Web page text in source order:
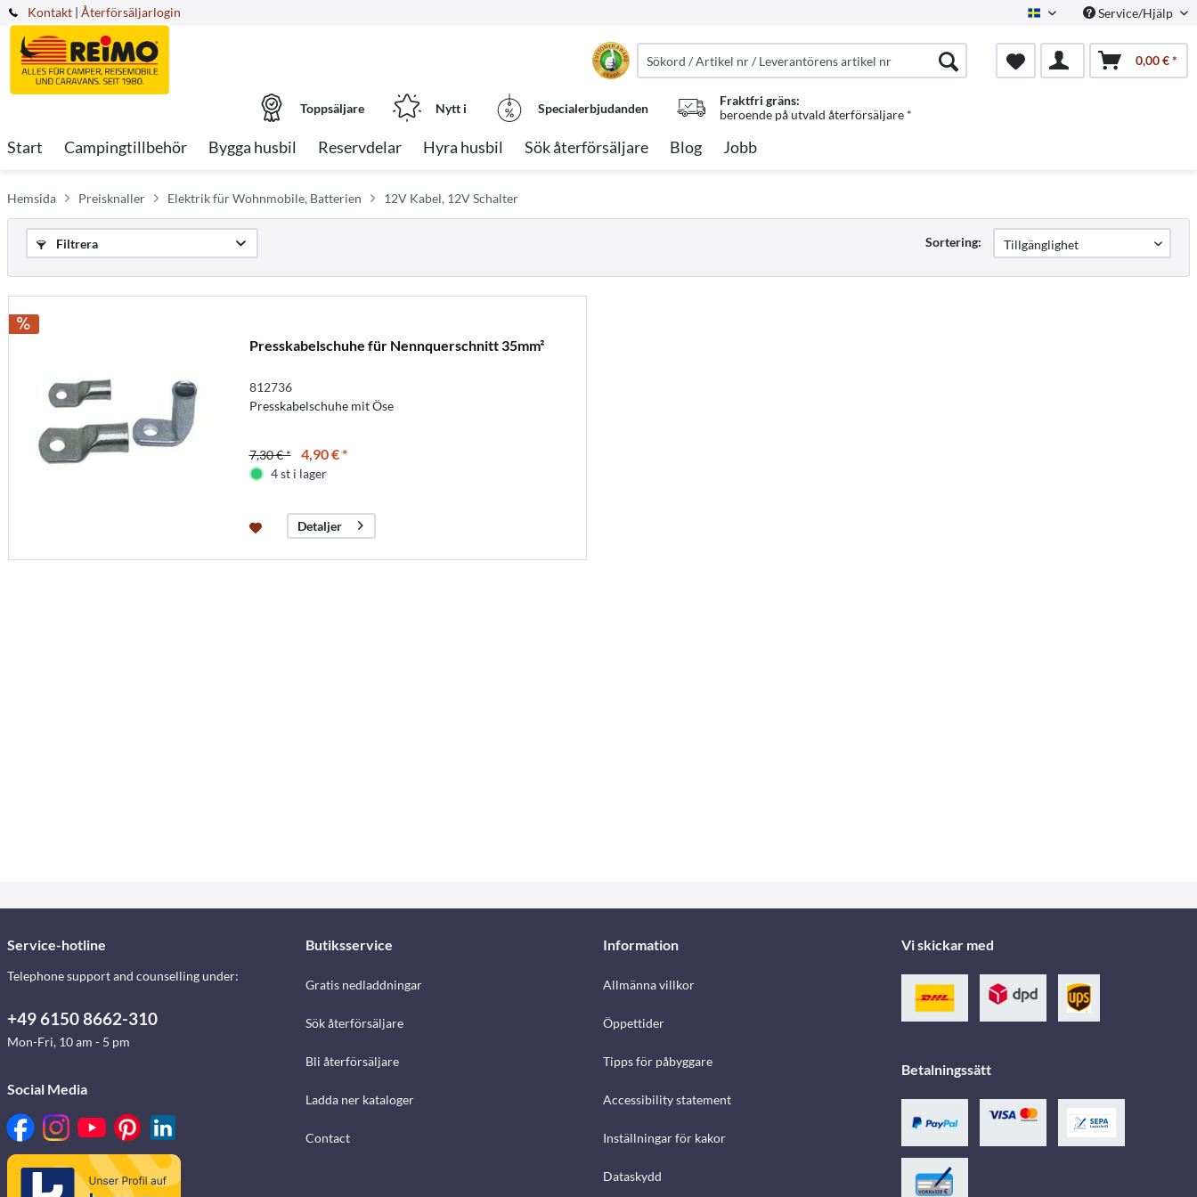
Kontakt Swedish Service/Hjälp
| Återförsäljarlogin
0,00 € *
Toppsäljare Nytt i Specialerbjudanden
Fraktfri gräns:
beroende på utvald återförsäljare *
Start Campingtillbehör Bygga husbil Reservdelar Hyra husbil Sök återförsäljare Blog Jobb
Hemsida Preisknaller Elektrik für Wohnmobile, Batterien 12V Kabel, 12V Schalter
Filtrera Sortering:
Presskabelschuhe für Nennquerschnitt 35mm²
812736
Presskabelschuhe mit Öse
7,30 € * 4,90 € *
4 st i lager
Detaljer
Service-hotline
Telephone support and counselling under:
+49 6150 8662-310
Mon-Fri, 10 am - 5 pm
Social Media
Butiksservice
Gratis nedladdningar
Sök återförsäljare
Bli återförsäljare
Ladda ner kataloger
Contact
Information
Allmänna villkor
Öppettider
Tipps för påbyggare
Accessibility statement
Inställningar för kakor
Dataskydd
Vi skickar med
Betalningssätt